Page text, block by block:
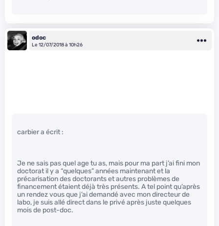
odoc
Le 12/07/2018 à 10h26
carbier a écrit :
Je ne sais pas quel age tu as, mais pour ma part j’ai fini mon
doctorat il y a “quelques” années maintenant et la
précarisation des doctorants et autres problèmes de
financement étaient déjà très présents. A tel point qu’après
un rendez vous que j’ai demandé avec mon directeur de
labo, je suis allé direct dans le privé après juste quelques
mois de post-doc.